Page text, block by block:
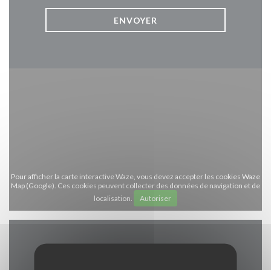
Pour afficher la carte interactive Waze, vous devez accepter les cookies Waze
Map (Google). Ces cookies peuvent collecter des données de navigation et de
localisation.
Autoriser